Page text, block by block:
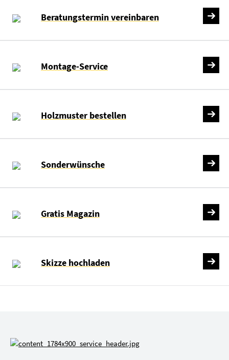
Beratungstermin vereinbaren
Montage-Service
Holzmuster bestellen
Sonderwünsche
Gratis Magazin
Skizze hochladen